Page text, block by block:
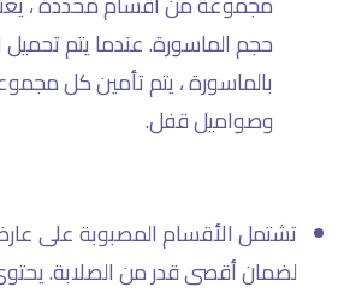
حجم الماسورة. عندما يتم تحميل
بالماسورة ، يتم تأمين كل
وصواميل قفل.
تشتمل الأقسام المصبوبة على
لضمان أقصى قدر من الصلابة.